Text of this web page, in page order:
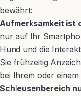
bewährt:
Aufmerksamkeit ist
nur auf Ihr
Hund und die
Sie frühzeitig
bei Ihrem oder
Schleusenbereich